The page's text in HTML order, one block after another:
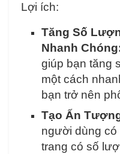
Lợi ích:
Tăng Số
Nhanh
giúp bạn tăng
một cách
bạn trở nên
Tạo Ấn
người dùng có
trang có số